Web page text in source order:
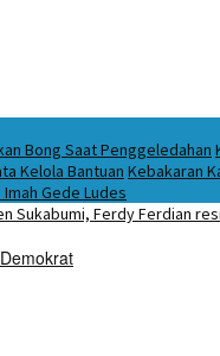
Bong Saat Penggeledahan
Kelola Bantuan Kebakaran
Gede Ludes